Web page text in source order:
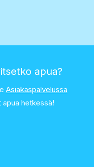
apua?
Asiakaspalvelussa
apua hetkessä!